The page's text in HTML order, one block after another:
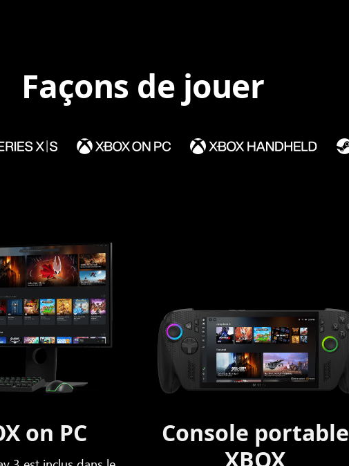
Façons de jouer
on PC
Console portable
XBOX